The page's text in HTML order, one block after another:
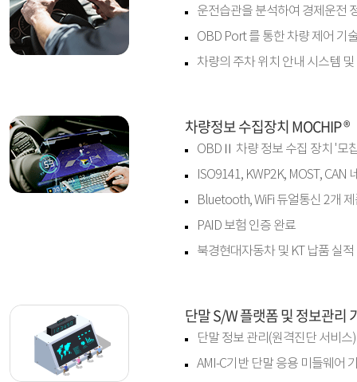
운전습관을 분석하여 경제운전
OBD Port 를 통한 차량 제어 기
차량의 주차 위치 안내 시스템
차량정보 수집장치 MOCHIP ®
OBDⅡ 차량 정보 수집 장치 '모
ISO9141, KWP2K, MOST, CAN
Bluetooth, WiFi 듀얼통신 2개
PAID 보험 인증 완료
북경현대자동차 및 KT 납품 실적
단말 S/W 플랫폼 및 정보관리
단말 정보 관리(원격진단 서비스
AMI-C기반 단말 응용 미들웨어